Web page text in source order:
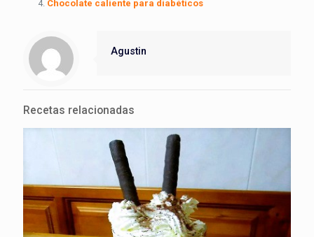
Chocolate caliente para diabéticos
Agustin
Recetas relacionadas